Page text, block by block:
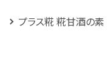
プラス糀 糀甘酒の素